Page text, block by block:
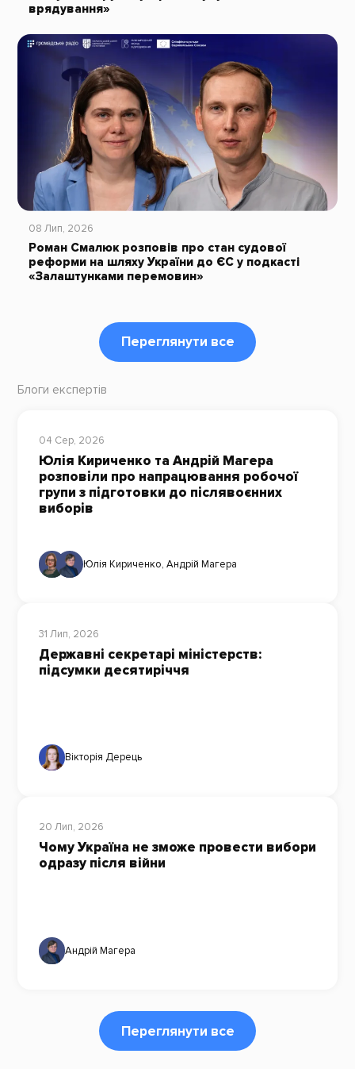
врядування»
08 Лип, 2026
Роман Смалюк розповів про стан судової
реформи на шляху України до ЄС у подкасті
«Залаштунками перемовин»
Переглянути все
Блоги експертів
04 Сер, 2026
Юлія Кириченко та Андрій Магера
розповіли про напрацювання робочої
групи з підготовки до післявоєнних
виборів
Юлія Кириченко, Андрій Магера
31 Лип, 2026
Державні секретарі міністерств:
підсумки десятиріччя
Вікторія Дерець
20 Лип, 2026
Чому Україна не зможе провести вибори
одразу після війни
Андрій Магера
Переглянути все